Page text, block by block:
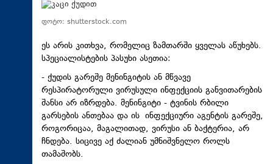
თავდაცვა
რეგიონი
სპორტი
ტექნოლოგიები
ტაბლოიდი
ფოტო: shutterstock.com
ეს არის კითხვა, რომელიც ზამთარში ყველას აწუხებს.
სპეციალისტების პასუხი ასეთია:
- ქუდის გარეშე მენინგიტის ან მწვავე
რესპირატორული ვირუსული ინფექციის განვითარების
შანსი არ იზრდება. მენინგიტი - ტვინის რბილი
გარსების ანთებაა და ის ინფექციური აგენტის გარეშე,
როგორიცაა, მაგალითად, ვირუსი ან ბაქტერია, არ
ჩნდება. სიცივე აქ ძალიან უმნიშვნელო როლს
თამაშობს.